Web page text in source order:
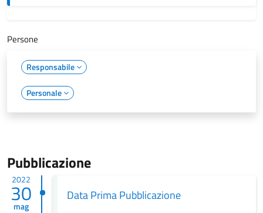
Persone
Responsabile
Personale
Pubblicazione
2022
30
mag
Data Prima Pubblicazione